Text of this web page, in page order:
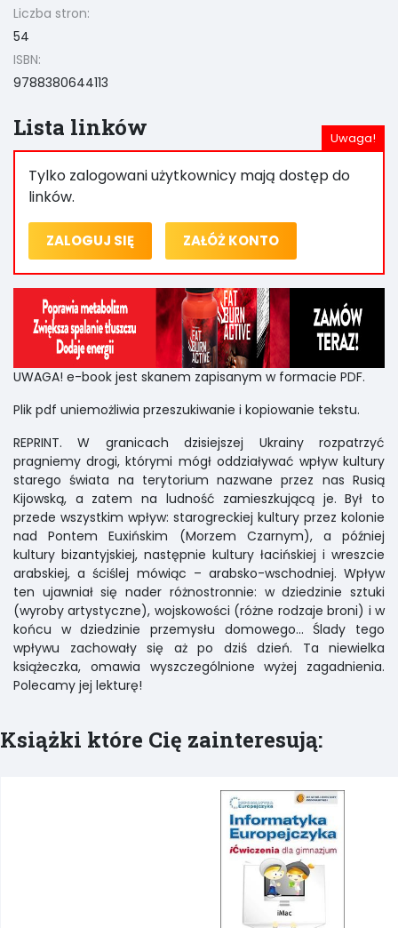
Liczba stron:
54
ISBN:
9788380644113
Lista linków
Tylko zalogowani użytkownicy mają dostęp do
linków.
ZALOGUJ SIĘ ZAŁÓŻ KONTO
UWAGA! e-book jest skanem zapisanym w formacie PDF.
Plik pdf uniemożliwia przeszukiwanie i kopiowanie tekstu.
REPRINT. W granicach dzisiejszej Ukrainy rozpatrzyć
pragniemy drogi, którymi mógł oddziaływać wpływ kultury
starego świata na terytorium nazwane przez nas Rusią
Kijowską, a zatem na ludność zamieszkującą je. Był to
przede wszystkim wpływ: starogreckiej kultury przez kolonie
nad Pontem Euxińskim (Morzem Czarnym), a później
kultury bizantyjskiej, następnie kultury łacińskiej i wreszcie
arabskiej, a ściślej mówiąc – arabsko-wschodniej. Wpływ
ten ujawniał się nader różnostronnie: w dziedzinie sztuki
(wyroby artystyczne), wojskowości (różne rodzaje broni) i w
końcu w dziedzinie przemysłu domowego… Ślady tego
wpływu zachowały się aż po dziś dzień. Ta niewielka
książeczka, omawia wyszczególnione wyżej zagadnienia.
Polecamy jej lekturę!
Książki które Cię zainteresują: